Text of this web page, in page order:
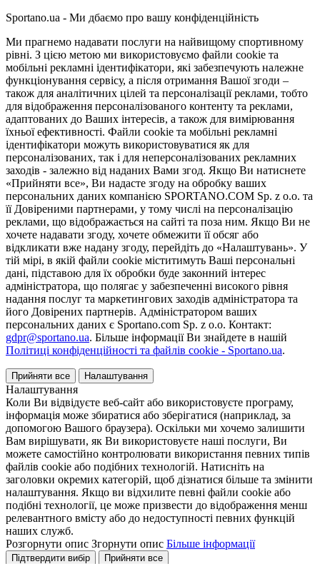
Sportano.ua - Ми дбаємо про вашу конфіденційність
Ми прагнемо надавати послуги на найвищому спортивному
рівні. З цією метою ми використовуємо файли cookie та
мобільні рекламні ідентифікатори, які забезпечують належне
функціонування сервісу, а після отримання Вашої згоди –
також для аналітичних цілей та персоналізації реклами, тобто
для відображення персоналізованого контенту та реклами,
адаптованих до Ваших інтересів, а також для вимірювання
їхньої ефективності. Файли cookie та мобільні рекламні
ідентифікатори можуть використовуватися як для
персоналізованих, так і для неперсоналізованих рекламних
заходів - залежно від наданих Вами згод. Якщо Ви натиснете
«Прийняти все», Ви надасте згоду на обробку ваших
персональних даних компанією SPORTANO.COM Sp. z o.o. та
її Довіреними партнерами, у тому числі на персоналізацію
реклами, що відображається на сайті та поза ним. Якщо Ви не
хочете надавати згоду, хочете обмежити її обсяг або
відкликати вже надану згоду, перейдіть до «Налаштувань». У
тій мірі, в якій файли cookie міститимуть Ваші персональні
дані, підставою для їх обробки буде законний інтерес
адміністратора, що полягає у забезпеченні високого рівня
надання послуг та маркетингових заходів адміністратора та
його Довірених партнерів. Адміністратором ваших
персональних даних є Sportano.com Sp. z o.o. Контакт:
gdpr@sportano.ua. Більше інформації Ви знайдете в нашій
Політиці конфіденційності та файлів cookie - Sportano.ua.
Прийняти все Налаштування
Налаштування
Коли Ви відвідуєте веб-сайт або використовуєте програму,
інформація може збиратися або зберігатися (наприклад, за
допомогою Вашого браузера). Оскільки ми хочемо залишити
Вам вирішувати, як Ви використовуєте наші послуги, Ви
можете самостійно контролювати використання певних типів
файлів cookie або подібних технологій. Натисніть на
заголовки окремих категорій, щоб дізнатися більше та змінити
налаштування. Якщо ви відхилите певні файли cookie або
подібні технології, це може призвести до відображення менш
релевантного вмісту або до недоступності певних функцій
наших служб.
Розгорнути опис Згорнути опис Більше інформації
Підтвердити вибір
Прийняти все